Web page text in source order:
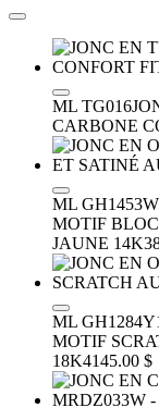
ML TG016
CARBONE
ML
MOTIF
JAUNE 14K
ML
MOTIF
18K4145.00 $